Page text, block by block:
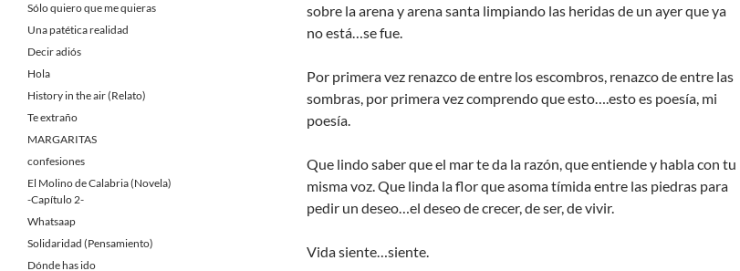
sobre la arena y arena santa limpiando las heridas de un ayer que ya
no está…se fue.
Por primera vez renazco de entre los escombros, renazco de entre las
sombras, por primera vez comprendo que esto….esto es poesía, mi
poesía.
Que lindo saber que el mar te da la razón, que entiende y habla con tu
misma voz. Que linda la flor que asoma tímida entre las piedras para
pedir un deseo…el deseo de crecer, de ser, de vivir.
Vida siente…siente.
Sólo quiero que me quieras
Una patética realidad
Decir adiós
Hola
History in the air (Relato)
Te extraño
MARGARITAS
confesiones
El Molino de Calabria (Novela)
-Capítulo 2-
Whatsaap
Solidaridad (Pensamiento)
Dónde has ido